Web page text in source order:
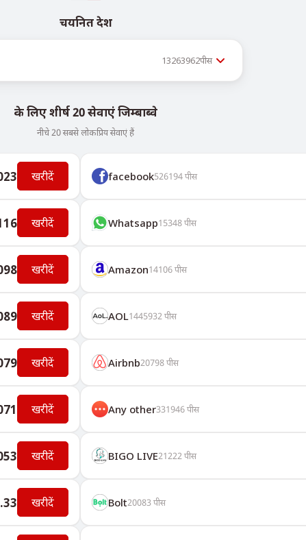
चयनित देश
13263962पीस
के लिए शीर्ष 20 सेवाएं जिम्बाब्वे
नीचे 20 सबसे लोकप्रिय सेवाएं हैं
खरीदें facebook526194पीस
खरीदें Whatsapp15348पीस
खरीदें Amazon14106पीस
खरीदें AOL1445932 पीस
खरीदें Airbnb20798पीस
खरीदें Any other331946पीस
खरीदें BIGO LIVE21222 पीस
खरीदें Bolt20083पीस